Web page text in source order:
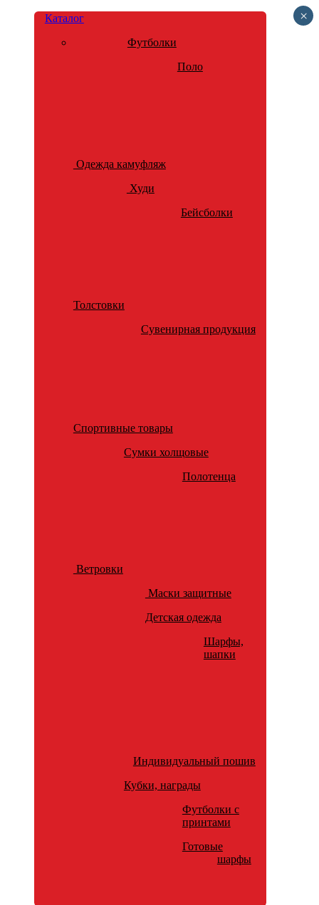
Каталог
Футболки
Поло
Одежда камуфляж
Худи
Бейсболки
Толстовки
Сувенирная продукция
Спортивные товары
Сумки холщовые
Полотенца
Ветровки
Маски защитные
Детская одежда
Шарфы,
шапки
Индивидуальный пошив
Кубки, награды
Футболки с
принтами
Готовые
шарфы
×